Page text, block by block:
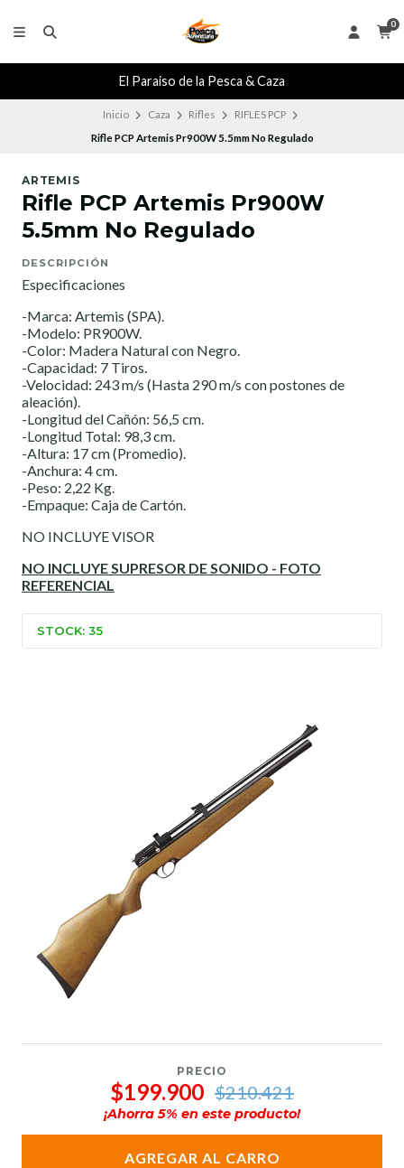
0
El Paraiso de la Pesca & Caza
Inicio Caza Rifles
RIFLES PCP
Rifle PCP Artemis Pr900W 5.5mm No Regulado
ARTEMIS
Rifle PCP Artemis Pr900W
5.5mm No Regulado
DESCRIPCIÓN
Especificaciones
-Marca: Artemis (SPA).
-Modelo: PR900W.
-Color: Madera Natural con Negro.
-Capacidad: 7 Tiros.
-Velocidad: 243 m/s (Hasta 290 m/s con postones de
aleación).
-Longitud del Cañón: 56,5 cm.
-Longitud Total: 98,3 cm.
-Altura: 17 cm (Promedio).
-Anchura: 4 cm.
-Peso: 2,22 Kg.
-Empaque: Caja de Cartón.
NO INCLUYE VISOR
NO INCLUYE SUPRESOR DE SONIDO - FOTO
REFERENCIAL
STOCK: 35
PRECIO
$199.900 $210.421
¡Ahorra5% en este producto!
AGREGAR AL CARRO